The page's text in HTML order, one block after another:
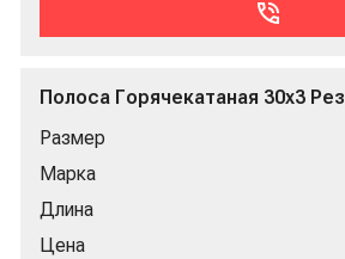
Полоса Горячекатаная 30x3 Рез
Размер
Марка
Длина
Цена